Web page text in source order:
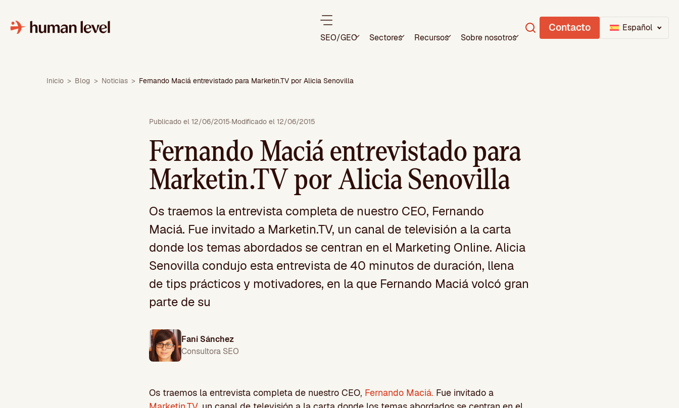
contenido
SEO/GEO Sectores Recursos Sobre nosotros
Contacto Español
Inicio > Blog > Noticias > Fernando Maciá entrevistado para Marketin.TV por Alicia Senovilla
Publicado el 12/06/2015·Modificado el 12/06/2015
Fernando Maciá entrevistado para
Marketin.TV por Alicia Senovilla
Os traemos la entrevista completa de nuestro CEO, Fernando
Maciá. Fue invitado a Marketin.TV, un canal de televisión a la carta
donde los temas abordados se centran en el Marketing Online. Alicia
Senovilla condujo esta entrevista de 40 minutos de duración, llena
de tips prácticos y motivadores, en la que Fernando Maciá volcó gran
parte de su
Fani Sánchez
Consultora SEO
Os traemos la entrevista completa de nuestro CEO, Fernando Maciá. Fue invitado a